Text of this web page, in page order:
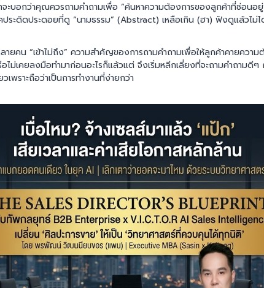
ะบอกว่าคุณควรถามคำถามเพื่อ “ค้นหาความต้องการของลูกค้าที่ซ่อน
ประดิดประดอยที่ดู “นามธรรม” (Abstract) เหลือเกิน (ฮา) ฟังดูแล้วไม่
ยคน “เข้าไม่ถึง” ความสำคัญของการถามคำถามเพื่อให้ลูกค้าคายควา
ม่เคยลงมือทำมาก่อนอะไรก็แล้วแต่ จึงเริ่มหลีกเลี่ยงที่จะถามคำถามดีๆ
เพราะถือว่าเป็นการทำงานที่ง่ายกว่า